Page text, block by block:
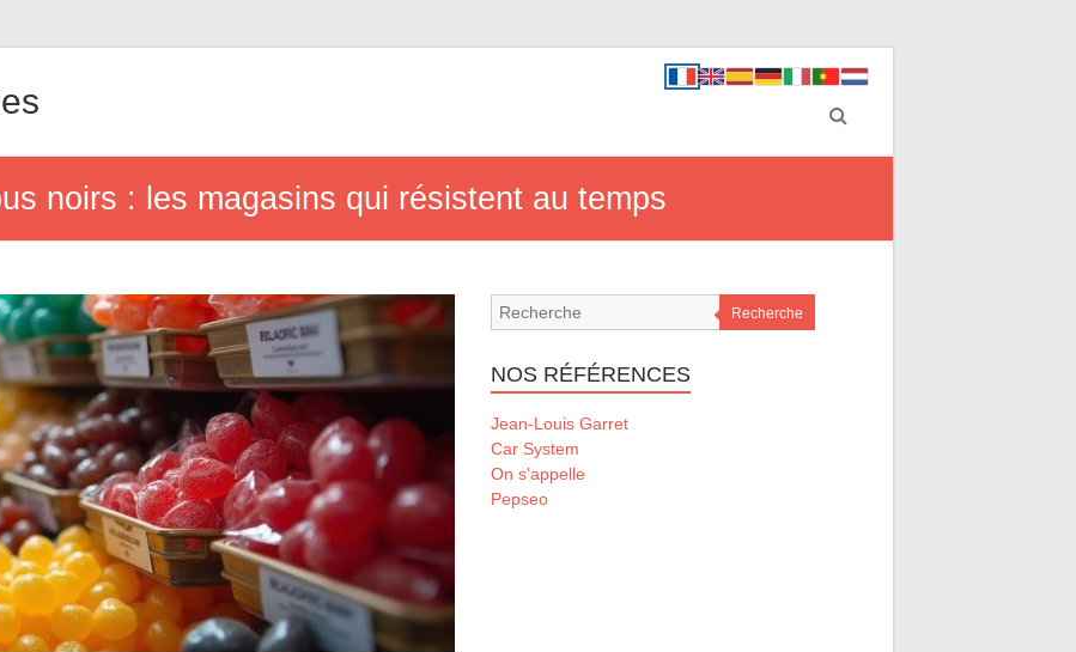
noirs : les magasins qui résistent au temps
Recherche
NOS RÉFÉRENCES
Jean-Louis Garret
Car System
On s'appelle
Pepseo